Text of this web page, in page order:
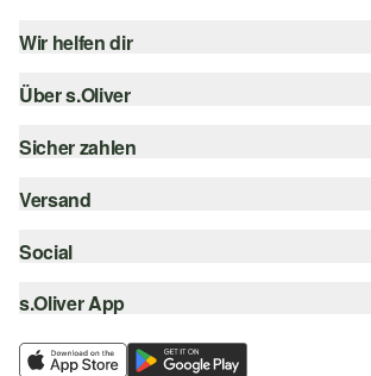
Wir helfen dir
Hilfe & FAQ
Größenberatung
Über s.Oliver
Newsletter
s.Oliver Card
Wunschliste
Nachhaltigkeit
Sicher zahlen
Rechnung
Kreditkarte
Klarna
Versand
Sendungsverfolgung
SwissPost
Social
instagram
facebook
s.Oliver App